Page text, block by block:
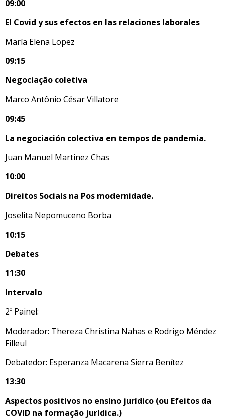
09:00
El Covid y sus efectos en las relaciones laborales
María Elena Lopez
09:15
Negociação coletiva
Marco Antônio César Villatore
09:45
La negociación colectiva en tempos de pandemia.
Juan Manuel Martinez Chas
10:00
Direitos Sociais na Pos modernidade.
Joselita Nepomuceno Borba
10:15
Debates
11:30
Intervalo
2º Painel:
Moderador: Thereza Christina Nahas e Rodrigo Méndez
Filleul
Debatedor: Esperanza Macarena Sierra Benítez
13:30
Aspectos positivos no ensino jurídico (ou Efeitos da
COVID na formação jurídica.)